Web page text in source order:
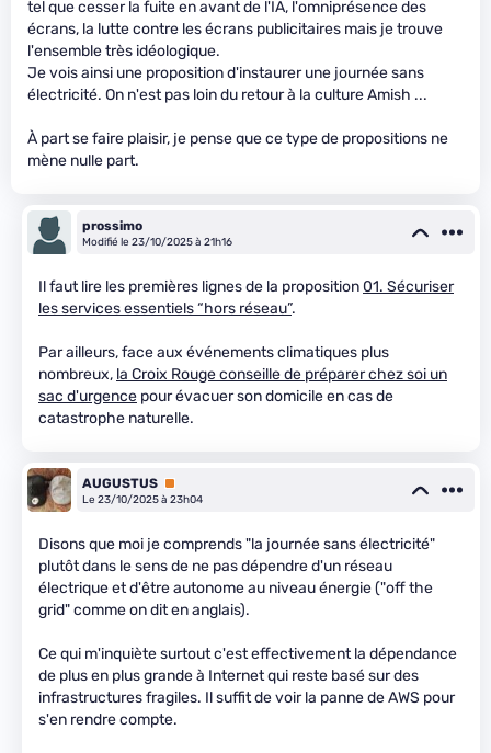
tel que cesser la fuite en avant de l'IA, l'omniprésence des
écrans, la lutte contre les écrans publicitaires mais je trouve
l'ensemble très idéologique.
Je vois ainsi une proposition d'instaurer une journée sans
électricité. On n'est pas loin du retour à la culture Amish ...
À part se faire plaisir, je pense que ce type de propositions ne
mène nulle part.
prossimo
Modifié le 23/10/2025 à 21h16
Il faut lire les premières lignes de la proposition01. Sécuriser
les services essentiels “hors réseau”.
Par ailleurs, face aux événements climatiques plus
nombreux, la Croix Rouge conseille de préparer chez soi un
sac d'urgence pour évacuer son domicile en cas de
catastrophe naturelle.
AUGUSTUS Premium
Le 23/10/2025 à 23h04
Disons que moi je comprends "la journée sans électricité"
plutôt dans le sens de ne pas dépendre d'un réseau
électrique et d'être autonome au niveau énergie ("off the
grid" comme on dit en anglais).
Ce qui m'inquiète surtout c'est effectivement la dépendance
de plus en plus grande à Internet qui reste basé sur des
infrastructures fragiles. Il suffit de voir la panne de AWS pour
s'en rendre compte.